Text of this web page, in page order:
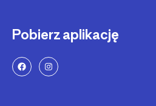
Pobierz aplikację